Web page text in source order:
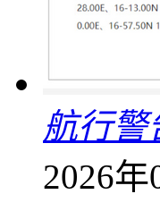
航行警
2026年